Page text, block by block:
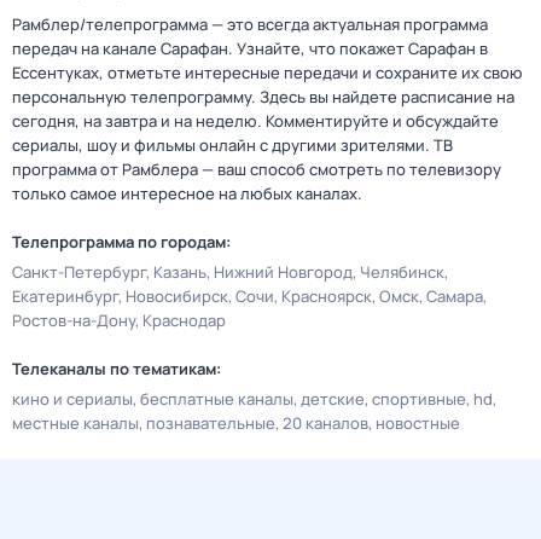
Рамблер/телепрограмма — это всегда актуальная программа
передач на канале Сарафан. Узнайте, что покажет Сарафан в
Ессентуках, отметьте интересные передачи и сохраните их свою
персональную телепрограмму. Здесь вы найдете расписание на
сегодня, на завтра и на неделю. Комментируйте и обсуждайте
сериалы, шоу и фильмы онлайн с другими зрителями. ТВ
программа от Рамблера — ваш способ смотреть по телевизору
только самое интересное на любых каналах.
Телепрограмма по городам:
Санкт-Петербург Казань Нижний Новгород Челябинск
Екатеринбург Новосибирск Сочи Красноярск Омск Самара
Ростов-на-Дону Краснодар
Телеканалы по тематикам:
кино и сериалы бесплатные каналы детские спортивные hd
местные каналы познавательные 20 каналов новостные